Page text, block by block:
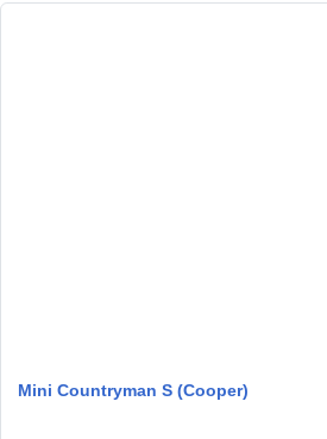
Mini Countryman S (Cooper)